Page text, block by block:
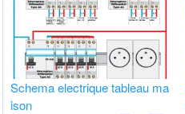
Schema electrique tableau ma
ison